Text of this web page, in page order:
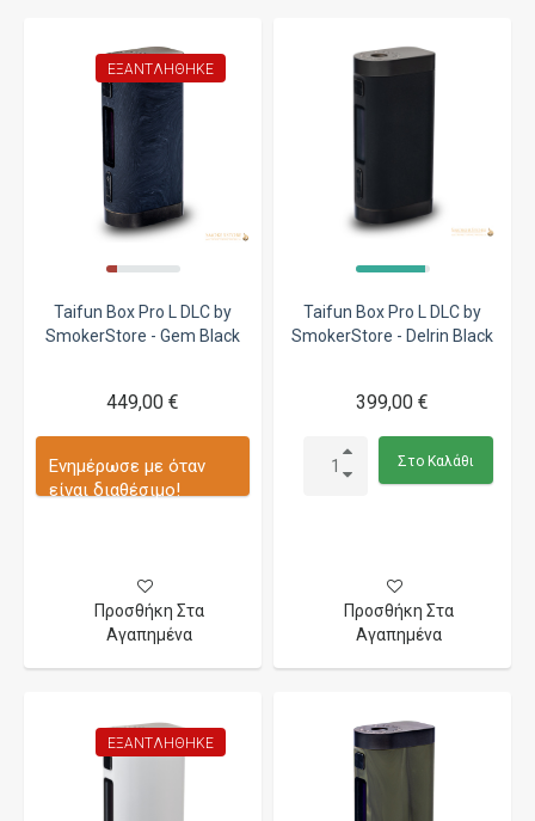
ΕΞΑΝΤΛΉΘΗΚΕ
Taifun Box Pro L DLC by
SmokerStore - Gem Black
449,00 €
Ενημέρωσε με όταν
είναι διαθέσιμο!
Προσθήκη Στα
Αγαπημένα
Taifun Box Pro L DLC by
SmokerStore - Delrin Black
399,00 €
Στο Καλάθι
Προσθήκη Στα
Αγαπημένα
ΕΞΑΝΤΛΉΘΗΚΕ